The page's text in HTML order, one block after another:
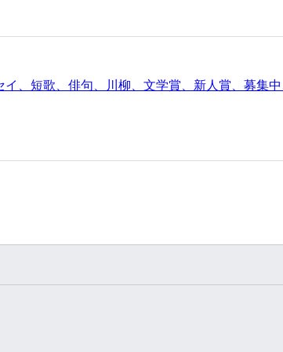
、短歌、俳句、川柳、文学賞、新人賞、募集